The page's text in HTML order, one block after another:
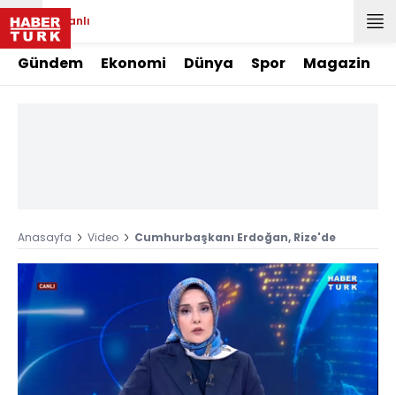
Canlı
Gündem Ekonomi Dünya Spor Magazin
Anasayfa Video Cumhurbaşkanı Erdoğan, Rize'de